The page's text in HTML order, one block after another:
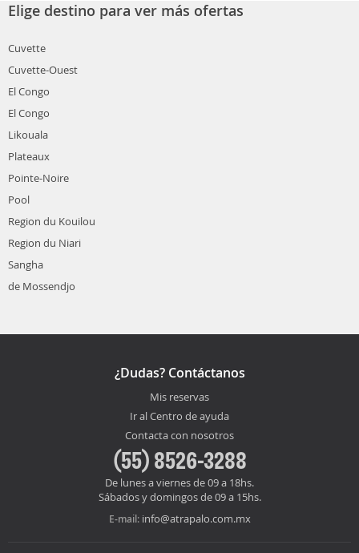
Elige destino para ver más ofertas
Cuvette
Cuvette-Ouest
El Congo
El Congo
Likouala
Plateaux
Pointe-Noire
Pool
Region du Kouilou
Region du Niari
Sangha
de Mossendjo
¿Dudas? Contáctanos
Mis reservas
Ir al Centro de ayuda
Contacta con nosotros
(55) 8526-3288
De lunes a viernes de 09 a 18hs.
Sábados y domingos de 09 a 15hs.
E-mail: info@atrapalo.com.mx